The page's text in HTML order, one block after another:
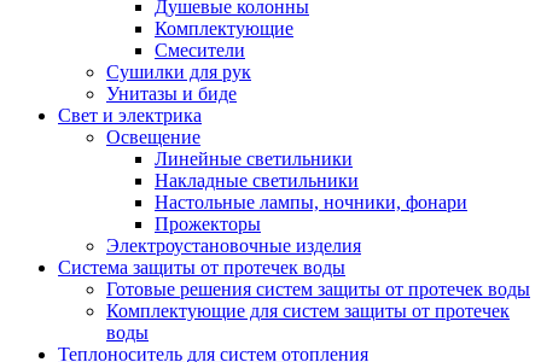
Душевые колонны
Комплектующие
Смесители
Сушилки для рук
Унитазы и биде
Свет и электрика
Освещение
Линейные светильники
Накладные светильники
Настольные лампы, ночники, фонари
Прожекторы
Электроустановочные изделия
Система защиты от протечек воды
Готовые решения систем защиты от протечек воды
Комплектующие для систем защиты от протечек
воды
Теплоноситель для систем отопления